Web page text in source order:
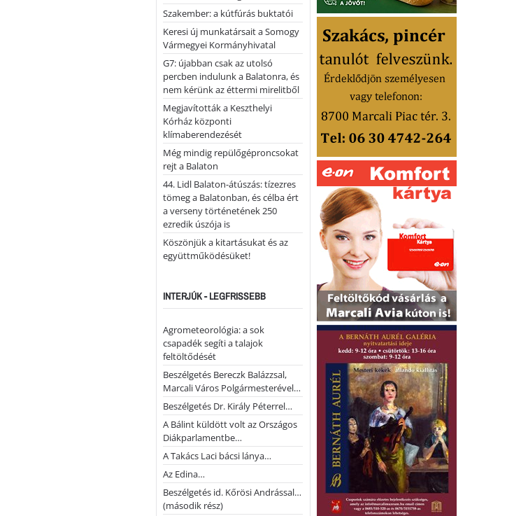
Szakember: a kútfúrás buktatói
Keresi új munkatársait a Somogy
Vármegyei Kormányhivatal
G7: újabban csak az utolsó
percben indulunk a Balatonra, és
nem kérünk az éttermi mirelitből
Megjavították a Keszthelyi
Kórház központi
klímaberendezését
Még mindig repülőgéproncsokat
rejt a Balaton
44. Lidl Balaton-átúszás: tízezres
tömeg a Balatonban, és célba ért
a verseny történetének 250
ezredik úszója is
Köszönjük a kitartásukat és az
együttműködésüket!
INTERJÚK - LEGFRISSEBB
Agrometeorológia: a sok
csapadék segíti a talajok
feltöltődését
Beszélgetés Bereczk Balázzsal,
Marcali Város Polgármesterével…
Beszélgetés Dr. Király Péterrel…
A Bálint küldött volt az Országos
Diákparlamentbe…
A Takács Laci bácsi lánya…
Az Edina…
Beszélgetés id. Kőrösi Andrással…
(második rész)